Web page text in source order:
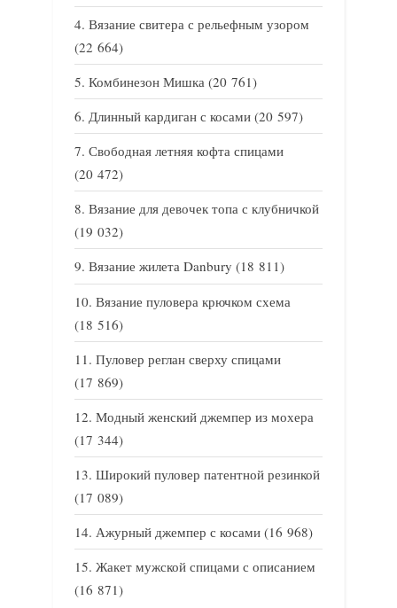
Вязание свитера с рельефным узором
(22 664)
Комбинезон Мишка (20 761)
Длинный кардиган с косами (20 597)
Свободная летняя кофта спицами
(20 472)
Вязание для девочек топа с клубничкой
(19 032)
Вязание жилета Danbury (18 811)
Вязание пуловера крючком схема
(18 516)
Пуловер реглан сверху спицами
(17 869)
Модный женский джемпер из мохера
(17 344)
Широкий пуловер патентной резинкой
(17 089)
Ажурный джемпер с косами (16 968)
Жакет мужской спицами с описанием
(16 871)